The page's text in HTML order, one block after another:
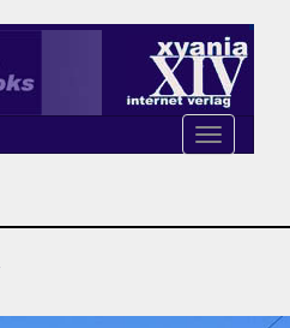
Toggle
navigation